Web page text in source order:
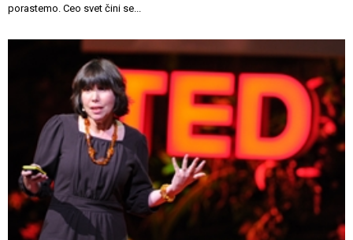
porastemo. Ceo svet čini se...